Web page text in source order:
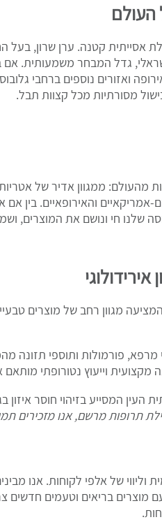
העולם
קטנה. ערן שרון, בעל
גדל המבחר משמעותית. אם
ואזורים נוספים ברחבי
מסורתיות מכל קצוות תבל.
ממגוון אדיר של
והאירופאיים. בין
חי ונושם את המוצרים, ושמח
מגוון רחב של מוצרים
פורמולות ותוספי תזונה
מקצועית וייעוץ נטורופתי מותאם
העין המסייע בזיהוי חוסר
תרופות מרשם, אנו מזכירים
וליווי של אלפי לקוחות. אנו
מוצרים בריאים וטעמים